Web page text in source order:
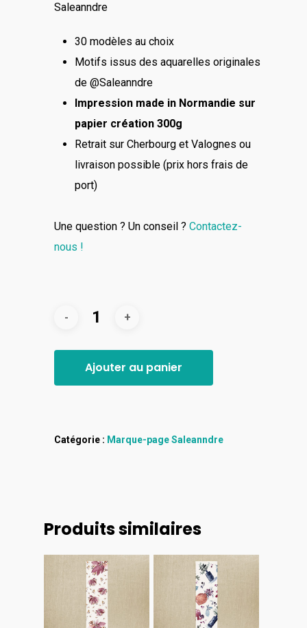
Saleanndre
30 modèles au choix
Motifs issus des aquarelles originales
de @Saleanndre
Impression made in Normandie sur
papier création 300g
Retrait sur Cherbourg et Valognes ou
livraison possible (prix hors frais de
port)
Une question ? Un conseil ? Contactez-
nous !
Ajouter au panier
Catégorie : Marque-page Saleanndre
Produits similaires